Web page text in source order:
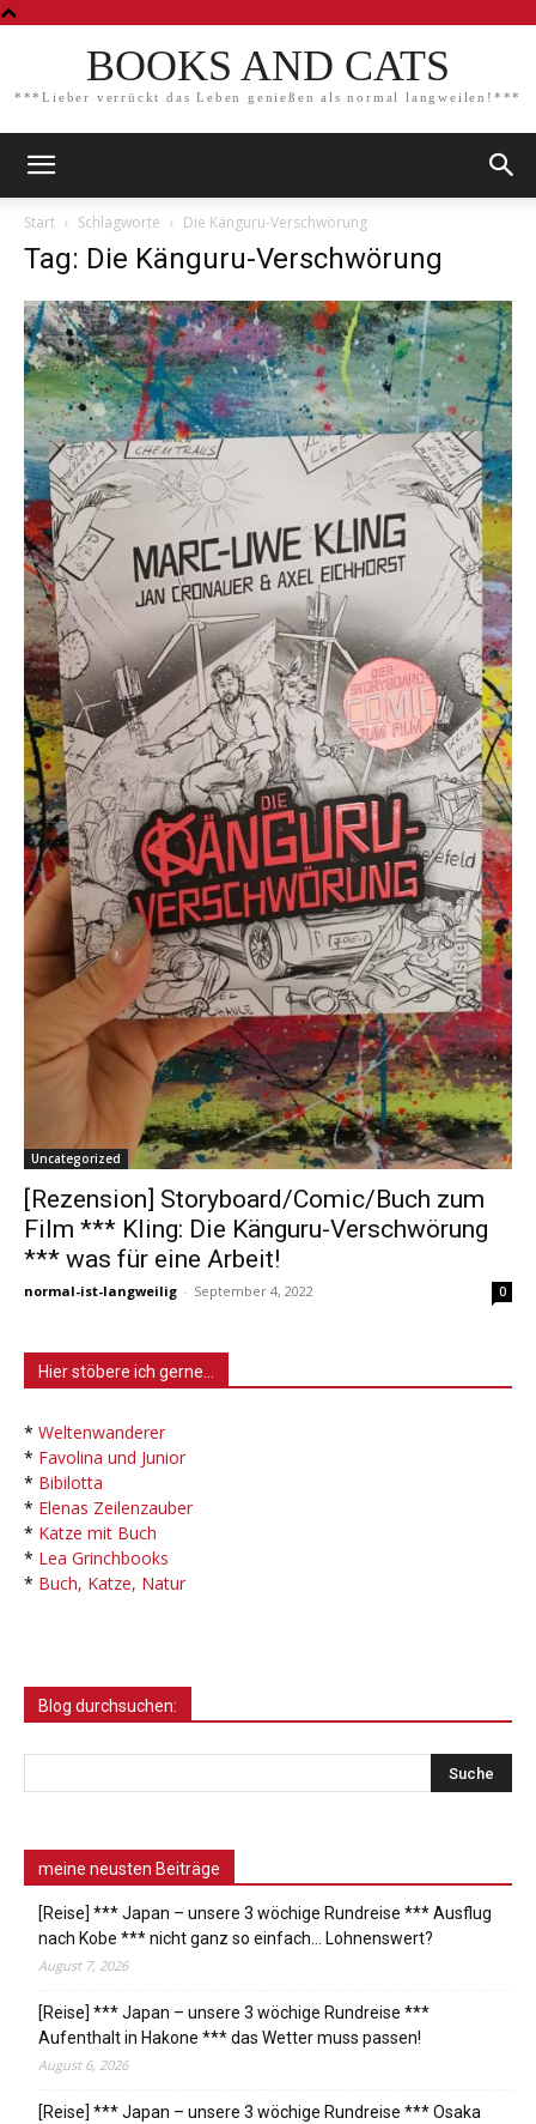
BOOKS AND CATS
***Lieber verrückt das Leben genießen als normal langweilen!***
Start Schlagworte Die Känguru-Verschwörung
Tag: Die Känguru-Verschwörung
Uncategorized
[Rezension] Storyboard/Comic/Buch zum
Film *** Kling: Die Känguru-Verschwörung
*** was für eine Arbeit!
normal-ist-langweilig - September 4, 2022 0
Hier stöbere ich gerne…
* Weltenwanderer
* Favolina und Junior
* Bibilotta
* Elenas Zeilenzauber
* Katze mit Buch
* Lea Grinchbooks
* Buch, Katze, Natur
Blog durchsuchen:
meine neusten Beiträge
[Reise] *** Japan – unsere 3 wöchige Rundreise *** Ausflug
nach Kobe *** nicht ganz so einfach… Lohnenswert?
August 7, 2026
[Reise] *** Japan – unsere 3 wöchige Rundreise ***
Aufenthalt in Hakone *** das Wetter muss passen!
August 6, 2026
[Reise] *** Japan – unsere 3 wöchige Rundreise *** Osaka